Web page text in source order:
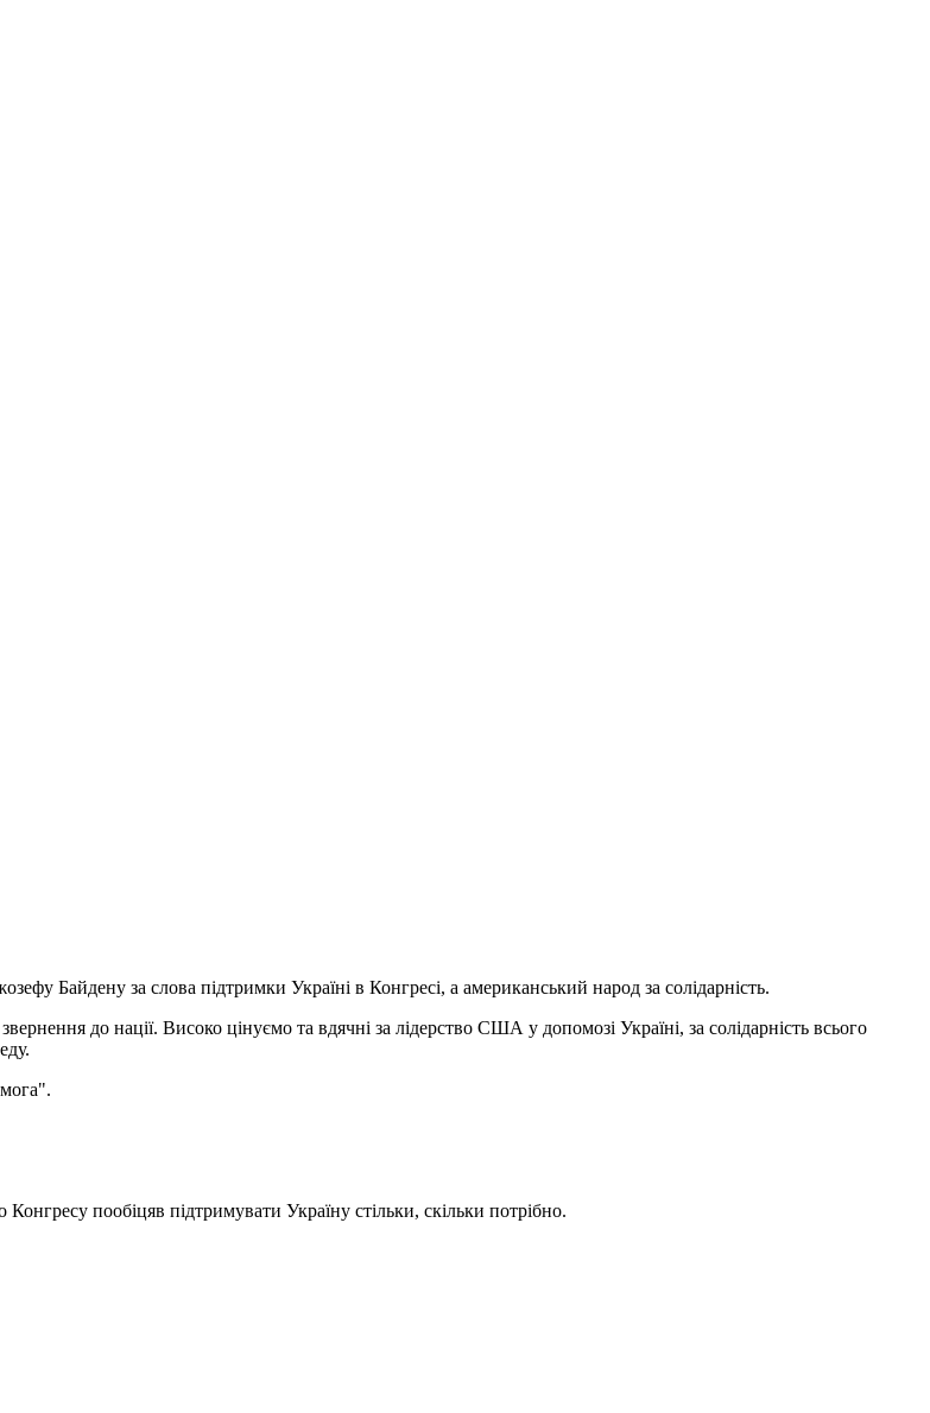
Байдену за слова підтримки Україні в Конгресі, а американський народ за солідарність.
до нації. Високо цінуємо та вдячні за лідерство США у допомозі Україні, за солідарність всього
пообіцяв підтримувати Україну стільки, скільки потрібно.